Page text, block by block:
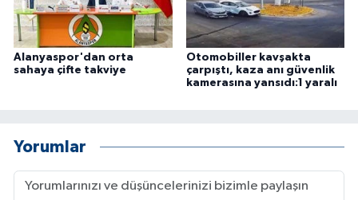
Alanyaspor'dan orta
sahaya çifte takviye
Otomobiller kavşakta
çarpıştı, kaza anı güvenlik
kamerasına yansıdı:1 yaralı
Yorumlar